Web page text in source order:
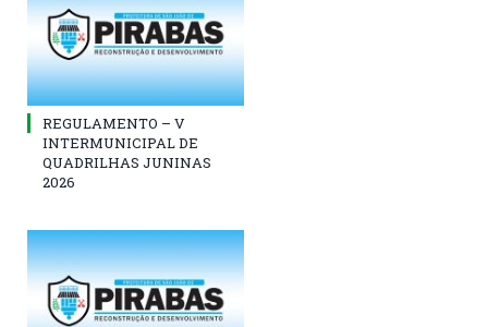
REGULAMENTO – V
INTERMUNICIPAL DE
QUADRILHAS JUNINAS
2026